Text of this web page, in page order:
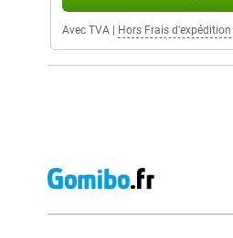
Avec TVA Hors Frais d'expédition